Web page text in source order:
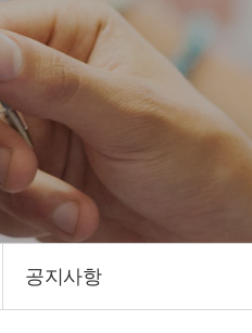
외국인 입시전형
공지사항